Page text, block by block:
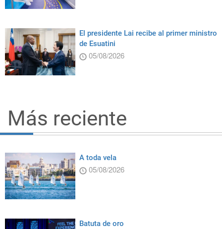
El presidente Lai recibe al primer ministro
de Esuatini
05/08/2026
Más reciente
A toda vela
05/08/2026
Batuta de oro